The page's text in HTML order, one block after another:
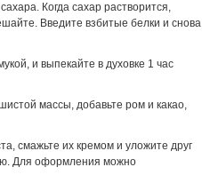
Когда сахар растворится,
Введите взбитые белки и снова
и выпекайте в духовке 1 час
массы, добавьте ром и какао,
смажьте их кремом и уложите друг
Для оформления можно